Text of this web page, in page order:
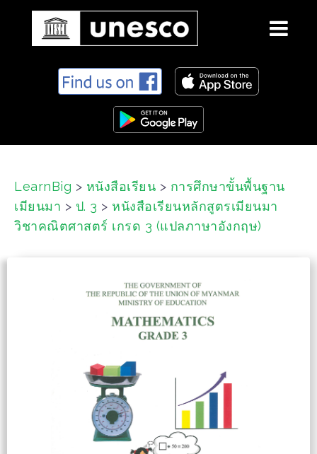
n
LearnBig > หนังสือเรียน > การศึกษาขั้นพื้นฐาน
เมียนมา > ป. 3 > หนังสือเรียนหลักสูตรเมียนมา
วิชาคณิตศาสตร์ เกรด 3 (แปลภาษาอังกฤษ)